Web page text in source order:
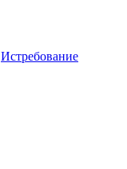
Истребование